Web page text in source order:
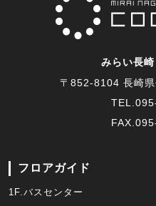
みらい長
〒852-8104 長崎
TEL.
フロアガイド
1F.バスセンター